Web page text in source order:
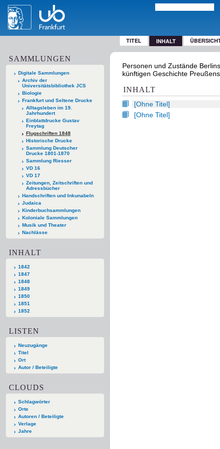
TITEL INHALT
SAMMLUNGEN
Digitale Sammlungen
Archiv der
Universitätsbibliothek JCS
Biologie
Frankfurt und Seltene Drucke
Alltagsleben im 19.
Jahrhundert
Einblattdrucke Gustav
Freytag
Flugschriften 1848
Historische Drucke
Sammlung Deutscher
Drucke 1801-1870
Sammlung Riesser
VD 16
VD 17
Zeitungen, Zeitschriften und
Adressbücher
Handschriften und Inkunabeln
Judaica
Kinderbuchsammlungen
Koloniale Sammlungen
Musik und Theater
Nachlässe
INHALT
1842
1847
1848
1849
1850
1851
1852
LISTEN
Neuzugänge
Titel
Ort
Autor / Beteiligte
CLOUDS
Schlagwörter
Orte
Autoren / Beteiligte
Verlage
Jahre
Personen und Zustände
künftigen Geschichte
INHALT
[Ohne Titel]
[Ohne Titel]